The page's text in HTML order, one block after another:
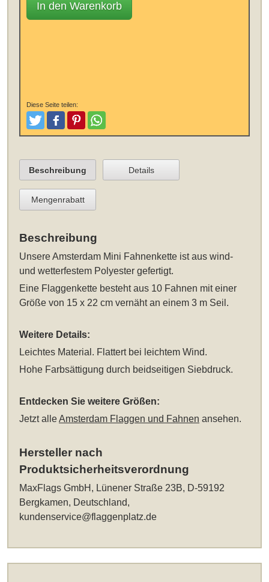
In den Warenkorb
Diese Seite teilen:
TweetenPostenPinterestTeilen
Beschreibung Details
Mengenrabatt
Beschreibung
UnsereAmsterdam Mini Fahnenkette ist aus wind-
und wetterfestem Polyester gefertigt.
Eine Flaggenkette besteht aus 10 Fahnen mit einer
Größe von 15 x 22 cm vernäht an einem 3 m Seil.
Weitere Details:
Leichtes Material. Flattert bei leichtem Wind.
Hohe Farbsättigung durch beidseitigen Siebdruck.
Entdecken Sie weitere Größen:
Jetzt alleAmsterdam Flaggen und Fahnen ansehen.
Hersteller nach
Produktsicherheitsverordnung
MaxFlags GmbH, Lünener Straße 23B, D-59192
Bergkamen, Deutschland,
kundenservice@flaggenplatz.de